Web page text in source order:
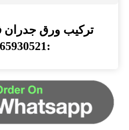
تركيب ورق جدران
:0565930521